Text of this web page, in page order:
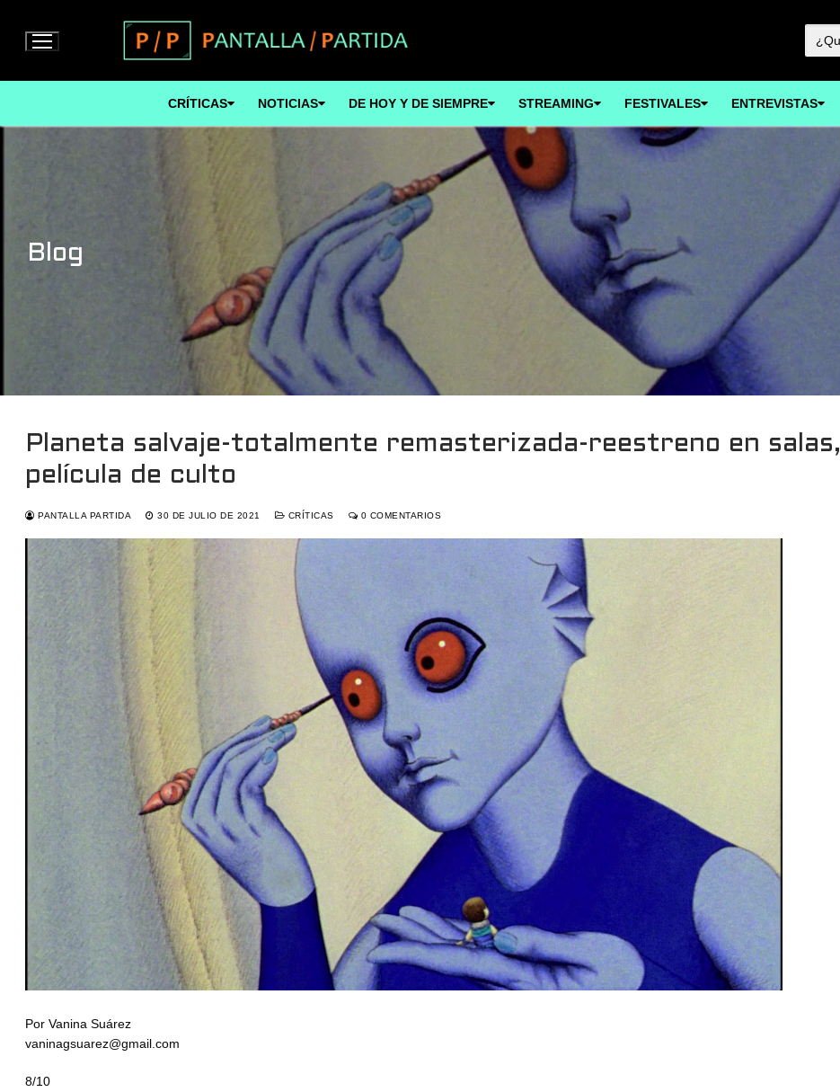
contenido
CRÍTICAS NOTICIAS DE HOY Y DE SIEMPRE STREAMING FESTIVALES ENTREVISTAS
Blog
Planeta salvaje-totalmente remasterizada-reestreno en salas,
película de culto
PANTALLA PARTIDA 30 DE JULIO DE 2021 CRÍTICAS 0 COMENTARIOS
Por Vanina Suárez
vaninagsuarez@gmail.com
8/10